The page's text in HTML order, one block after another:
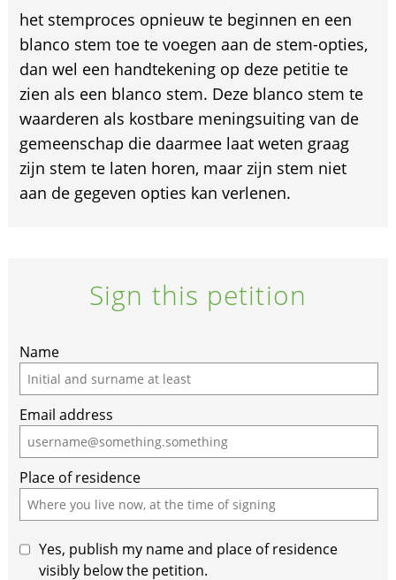
het stemproces opnieuw te beginnen en een
blanco stem toe te voegen aan de stem-opties,
dan wel een handtekening op deze petitie te
zien als een blanco stem. Deze blanco stem te
waarderen als kostbare meningsuiting van de
gemeenschap die daarmee laat weten graag
zijn stem te laten horen, maar zijn stem niet
aan de gegeven opties kan verlenen.
Sign this petition
If
you
are
a
human,
ignore
this
field
Name
Email address
Place of residence
Yes, publish my name and place of residence
visibly below the petition.